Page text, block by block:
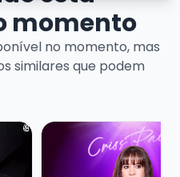
momento
no momento, mas
similares que podem
PEÑA - PRETO DE NEVE
Veja mais sobre